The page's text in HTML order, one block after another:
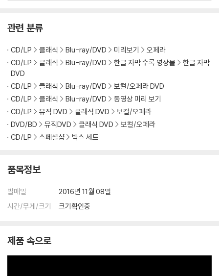
다를, 그리골로가 만토바 공작을, 라이몬디가 스파라푸칠레로 등장한다.
이고, 장면 시작전에 짧은 인트로 영상들이 등장하여 극의 전후를 이해할
수 있는 단초를 제공한다. 더불어 각각의 영상마다 메이킹 필름이 첨가되
어 있어 프로덕션 제작의 전반을 흥미롭게 이해할 수 있을뿐더러, 160페
이지가 넘는 두꺼운 내지책자에는 로케이션의 지도와 설명, 제작 스토리와
장면 스케치, 프로듀서와 언론의 기사들이 뺴곡하게 수록되어 있어 소장
가치를 한껏 높인다.
반드시 소장해야 할, 영화-오페라 역사에 길이 남을 명 프로덕션이다.
DVD/ Blu-ray 구매시 참고 사항 안내드립니다.
1) 4K UHD 디스크는 대용량의 데이터 전송이 필요하므로 4K전용 플레
이어를 사용하셔야 합니다. 더불어 플레이어 소프트웨어 최신 버전의 업데
니다.
관련 분류
CD/LP 클래식 Blu-ray/DVD 미리보기
오페라
CD/LP
클래식 Blu-ray/DVD 한글 자막 수록 영상물
한글 자막
DVD
CD/LP
클래식 Blu-ray/DVD
보컬/오페라 DVD
CD/LP
클래식 Blu-ray/DVD
동영상 미리 보기
CD/LP
뮤직 DVD 클래식 DVD
보컬/오페라
DVD/BD
뮤직DVD 클래식 DVD
보컬/오페라
CD/LP
스페셜샵 박스 세트
품목정보
발매일
2016년 11월 08일
시간/무게/크기
크기확인중
제품 속으로